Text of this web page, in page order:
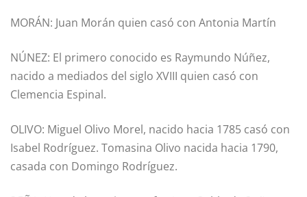
MORÁN: Juan Morán quien casó con Antonia Martín
NÚNEZ: El primero conocido es Raymundo Núñez,
nacido a mediados del siglo XVIII quien casó con
Clemencia Espinal.
OLIVO: Miguel Olivo Morel, nacido hacia 1785 casó con
Isabel Rodríguez. Tomasina Olivo nacida hacia 1790,
casada con Domingo Rodríguez.